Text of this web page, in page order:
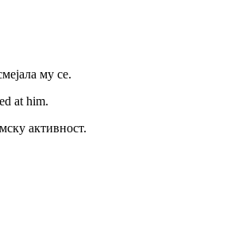
му се.
at him.
активност.